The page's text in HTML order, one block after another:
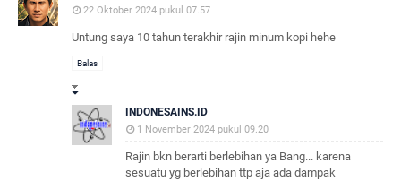
22 Oktober 2024 pukul 07.57
Untung saya 10 tahun terakhir rajin minum kopi hehe
Balas
INDONESAINS.ID
1 November 2024 pukul 09.20
Rajin bkn berarti berlebihan ya Bang... karena
sesuatu yg berlebihan ttp aja ada dampak